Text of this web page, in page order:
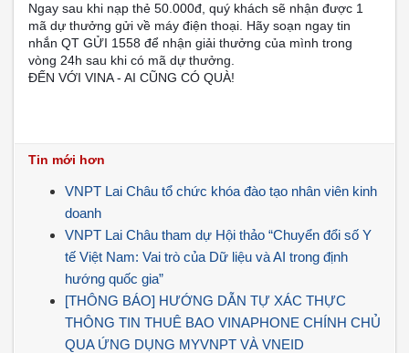
Ngay sau khi nạp thẻ 50.000đ, quý khách sẽ nhận được 1
mã dự thưởng gửi về máy điện thoại. Hãy soạn ngay tin
nhắn QT GỬI 1558 để nhận giải thưởng của mình trong
vòng 24h sau khi có mã dự thưởng.
ĐẾN VỚI VINA - AI CŨNG CÓ QUÀ!
Tin mới hơn
VNPT Lai Châu tổ chức khóa đào tạo nhân viên kinh
doanh
VNPT Lai Châu tham dự Hội thảo “Chuyển đổi số Y
tế Việt Nam: Vai trò của Dữ liệu và AI trong định
hướng quốc gia”
[THÔNG BÁO] HƯỚNG DẪN TỰ XÁC THỰC
THÔNG TIN THUÊ BAO VINAPHONE CHÍNH CHỦ
QUA ỨNG DỤNG MYVNPT VÀ VNEID